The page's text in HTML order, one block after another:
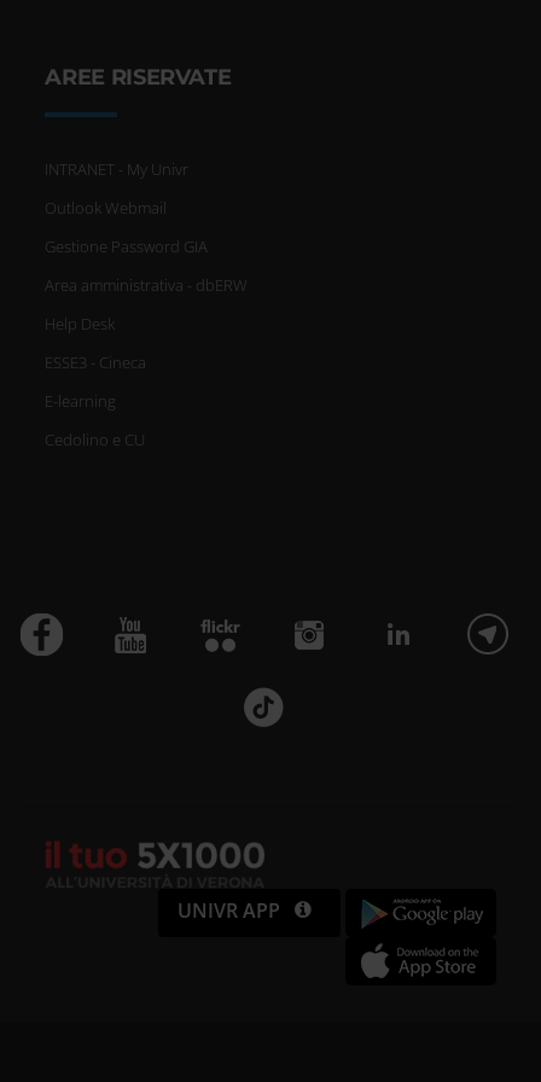
AREE RISERVATE
INTRANET - My Univr
Outlook Webmail
Gestione Password GIA
Area amministrativa - dbERW
Help Desk
ESSE3 - Cineca
E-learning
Cedolino e CU
UNIVR APP